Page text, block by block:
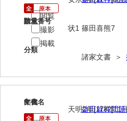
大谷家文書
大中家文書（神奈川県）
大本氏収集文書
請求番号
篠田喜熊7
分類
諸家文書 ＞
数量
状1
閲覧
撮影
掲載
8
文書名
益田就祥問箇
年代
天明2年[1782]11